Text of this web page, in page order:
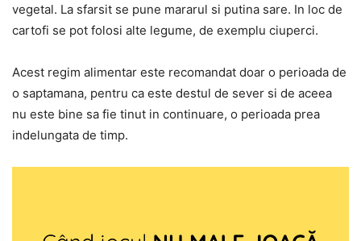
vegetal. La sfarsit se pune mararul si putina sare. In loc de
cartofi se pot folosi alte legume, de exemplu ciuperci.
Acest regim alimentar este recomandat doar o perioada de
o saptamana, pentru ca este destul de sever si de aceea
nu este bine sa fie tinut in continuare, o perioada prea
indelungata de timp.